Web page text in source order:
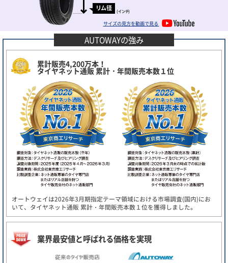
リム径 (インチ)
サイズの見方を動画で見る
AUTOWAYの強み
累計販売4,200万本！
タイヤネット通販 累計・年間販売本数１位
オートウェイは2026年3月期指定テーマ領域における市場調査(国内)にお
いて、タイヤネット通販 累計・年間販売本数１位を獲得しました。
業界最安値と呼ばれる価格を実現